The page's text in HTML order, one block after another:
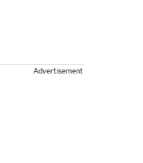
Advertisement